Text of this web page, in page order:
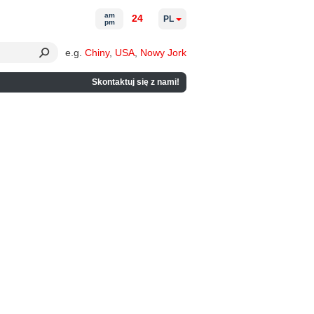
e.g. Chiny, USA Nowy Jork
Skontaktuj się z nami!
am
pm
24 PL